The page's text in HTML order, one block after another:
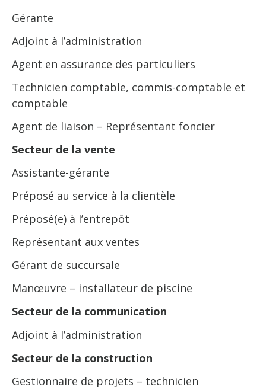
Gérante
Adjoint à l’administration
Agent en assurance des particuliers
Technicien comptable, commis-comptable et
comptable
Agent de liaison – Représentant foncier
Secteur de la vente
Assistante-gérante
Préposé au service à la clientèle
Préposé(e) à l’entrepôt
Représentant aux ventes
Gérant de succursale
Manœuvre – installateur de piscine
Secteur de la communication
Adjoint à l’administration
Secteur de la construction
Gestionnaire de projets – technicien